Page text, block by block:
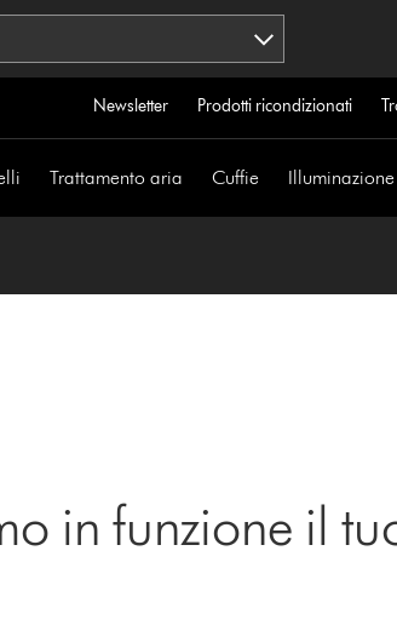
Newsletter Prodotti ricondizionati
Trattamento aria Cuffie Illuminazione
in funzione il